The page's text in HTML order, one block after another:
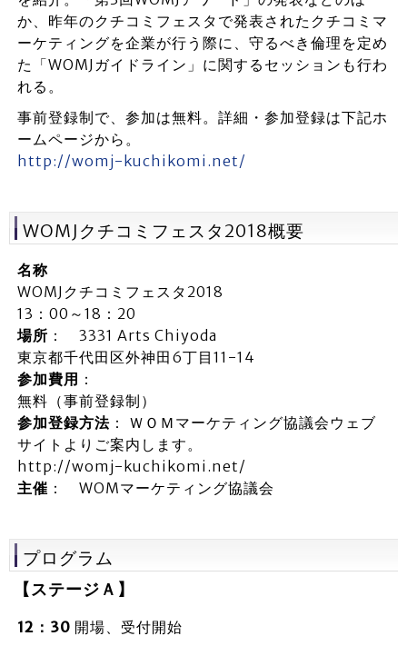
か、昨年のクチコミフェスタで発表されたクチコミマ
ーケティングを企業が行う際に、守るべき倫理を定め
た「WOMJガイドライン」に関するセッションも行わ
れる。
事前登録制で、参加は無料。詳細・参加登録は下記ホ
ームページから。
http://womj-kuchikomi.net/
WOMJクチコミフェスタ2018概要
名称
WOMJクチコミフェスタ2018
13：00～18：20
場所 ： 3331 Arts Chiyoda
東京都千代田区外神田6丁目11-14
参加費用 ：
無料（事前登録制）
参加登録方法： ＷＯＭマーケティング協議会ウェブ
サイトよりご案内します。
http://womj-kuchikomi.net/
主催 ： WOMマーケティング協議会
プログラム
【ステージＡ】
12：30 開場、受付開始